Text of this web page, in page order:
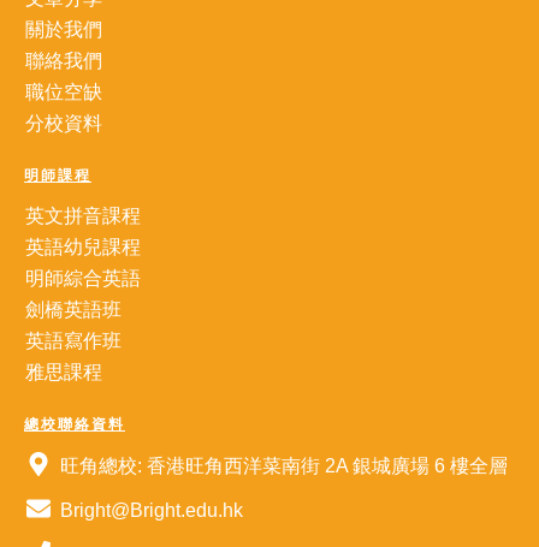
關於我們
聯絡我們
職位空缺
分校資料
明師課程
英文拼音課程
英語幼兒課程
明師綜合英語
劍橋英語班
英語寫作班
雅思課程
總校聯絡資料
旺角總校: 香港旺角西洋菜南街 2A 銀城廣場 6 樓全層
Bright@Bright.edu.hk